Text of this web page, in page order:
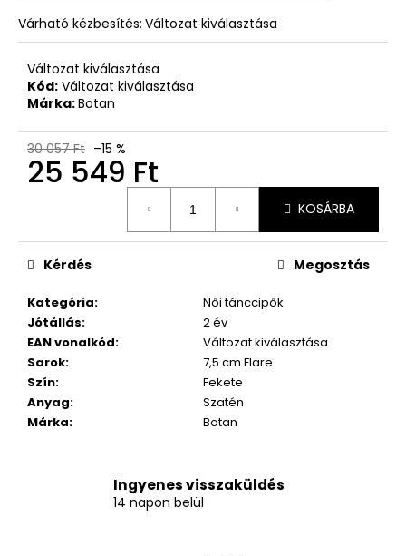
Várható kézbesítés: Változat kiválasztása
Változat kiválasztása
Kód: Változat kiválasztása
Márka:Botan
30 057 Ft –15 %
25 549 Ft
KOSÁRBA
Kategória:
Női tánccipők
Jótállás:
2 év
EAN vonalkód:
Változat kiválasztása
Sarok:
7,5 cm Flare
Szín:
Fekete
Anyag:
Szatén
Márka: Botan
Kérdés Megosztás
Ingyenes visszaküldés
14 napon belül